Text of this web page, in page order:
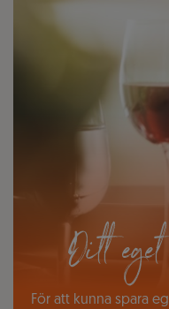
Ditt
För att kunna spara